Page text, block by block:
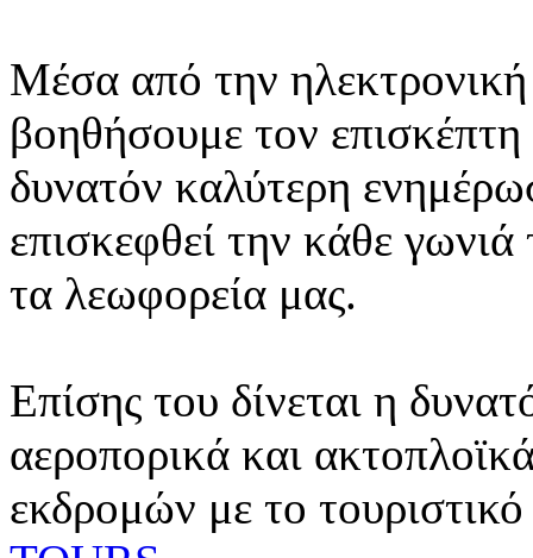
Μέσα από την ηλεκτρονική
βοηθήσουμε τον
δυνατόν καλύτερη
επισκεφθεί την κάθε
τα λεωφορεία μας.
Επίσης του δίνεται η
αεροπορικά και
εκδρομών με το